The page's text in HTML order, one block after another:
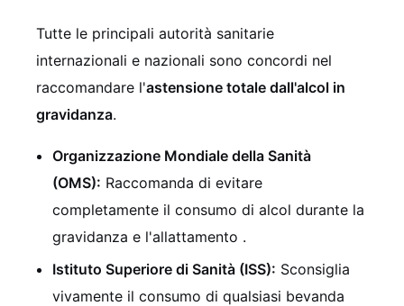
Tutte le principali autorità sanitarie
internazionali e nazionali sono concordi nel
raccomandare l'astensione totale dall'alcol in
gravidanza.
Organizzazione Mondiale della Sanità
(OMS): Raccomanda di evitare
completamente il consumo di alcol durante la
gravidanza e l'allattamento .
Istituto Superiore di Sanità (ISS): Sconsiglia
vivamente il consumo di qualsiasi bevanda